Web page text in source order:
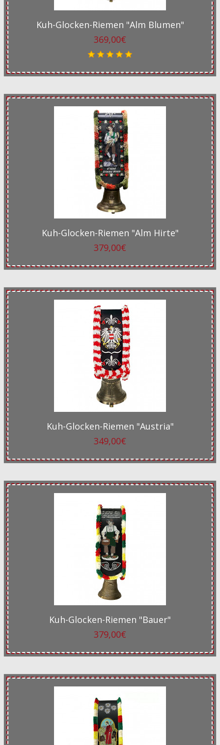
Kuh-Glocken-Riemen "Alm Blumen"
369,00€
Kuh-Glocken-Riemen "Alm Hirte"
379,00€
Kuh-Glocken-Riemen "Austria"
349,00€
Kuh-Glocken-Riemen "Bauer"
379,00€